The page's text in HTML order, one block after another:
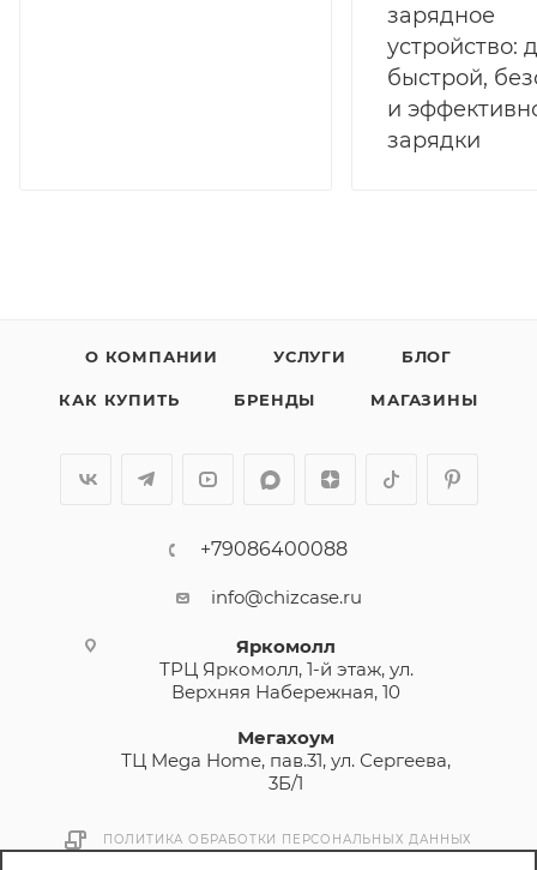
зарядное
устройство:
быстрой,
и
зарядки
О КОМПАНИИ УСЛУГИ БЛОГ
КАК КУПИТЬ БРЕНДЫ МАГАЗИНЫ
+79086400088
info@chizcase.ru
Яркомолл
ТРЦ Яркомолл, 1-й этаж, ул.
Верхняя Набережная, 10
Мегахоум
ТЦ Mega Home, пав.31, ул. Сергеева,
3Б/1
ПОЛИТИКА ОБРАБОТКИ ПЕРСОНАЛЬНЫХ ДАННЫХ